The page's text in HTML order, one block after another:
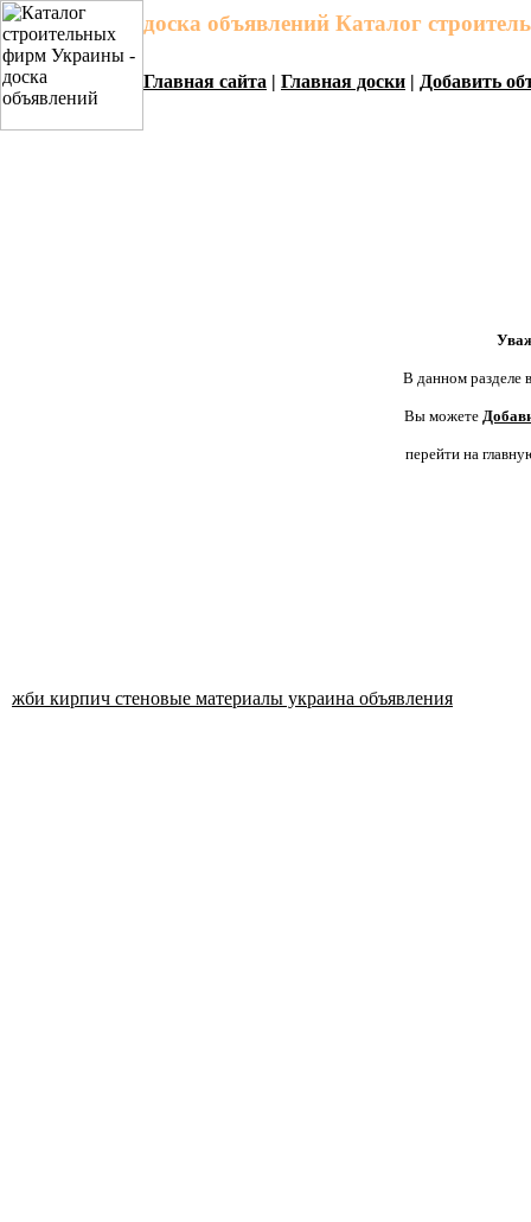
доска объявлений Каталог
Главная сайта | Главная доски | Добавить
В данном разделе
Вы можете
перейти на
жби кирпич стеновые материалы украина объявления